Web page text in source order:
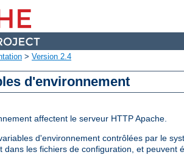
> Version 2.4
d'environnement
affectent le serveur HTTP Apache.
d'environnement contrôlées par le
les fichiers de configuration, et